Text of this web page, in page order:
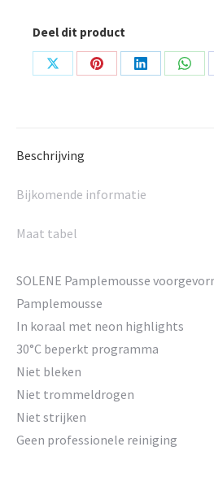
bh
aantal
Deel dit product
Share
Share
Share
Beschrijving
Bijkomende informatie
Maat tabel
SOLENE Pamplemousse
Pamplemousse
In koraal met neon highlights
30°C beperkt programma
Niet bleken
Niet trommeldrogen
Niet strijken
Geen professionele reiniging